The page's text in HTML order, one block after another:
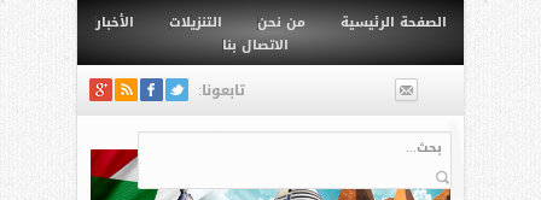
الصفحة الرئيسية من نحن التنزيلات
الأخبار
الاتصال بنا
تابعونا:
البحث